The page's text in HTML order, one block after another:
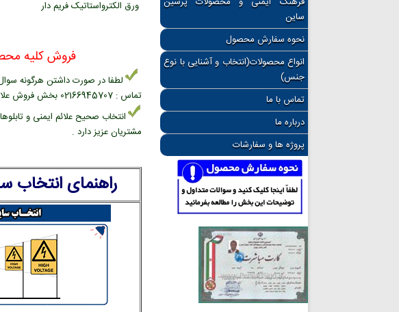
ساین
نحوه سفارش محصول
انواع محصولات(انتخاب و آشنایی با نوع
جنس)
تماس با ما
درباره ما
پروژه ها و سفارشات
ورق الکترواستاتیک فریم دار
فروش کلیه
لطفا در صورت داشتن هرگونه
تماس : 02166945707 بخش فروش علائم ایمنی
انتخاب صحیح علائم ایمنی و
مشتریان عزیز دارد .
راهنمای انتخاب